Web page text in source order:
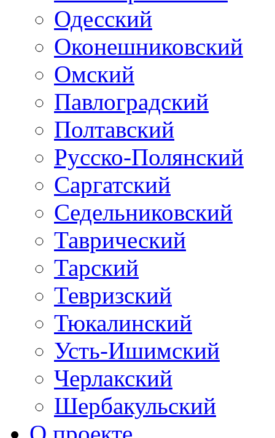
Одесский
Оконешниковский
Омский
Павлоградский
Полтавский
Русско-Полянский
Саргатский
Седельниковский
Таврический
Тарский
Тевризский
Тюкалинский
Усть-Ишимский
Черлакский
Шербакульский